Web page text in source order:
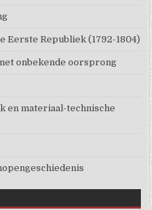
Eerste Republiek (1792-1804)
onbekende oorsprong
en materiaal-technische